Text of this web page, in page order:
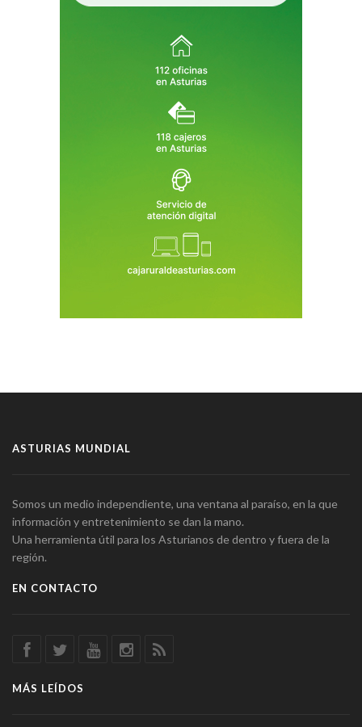
ASTURIAS MUNDIAL
Somos un medio independiente, una ventana al paraíso, en la que
información y entretenimiento se dan la mano.
Una herramienta útil para los Asturianos de dentro y fuera de la
región.
EN CONTACTO
MÁS LEÍDOS